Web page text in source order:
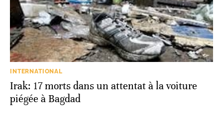
INTERNATIONAL
Irak: 17 morts dans un attentat à la voiture
piégée à Bagdad